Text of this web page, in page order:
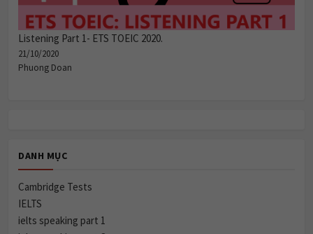
Listening Part 1- ETS TOEIC 2020.
21/10/2020
Phuong Doan
DANH MỤC
Cambridge Tests
IELTS
ielts speaking part 1